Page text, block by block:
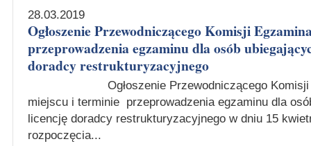
28.03.2019
Ogłoszenie Przewodniczącego Komisji
przeprowadzenia egzaminu dla osób
doradcy restrukturyzacyjnego
Ogłoszenie Przewodniczącego Komisji
miejscu i terminie przeprowadzenia egzaminu dla
licencję doradcy restrukturyzacyjnego w dniu 15
rozpoczęcia...